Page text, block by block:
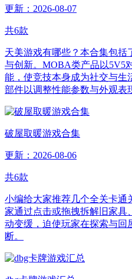
更新：2026-08-07
共6款
天美游戏有哪些？本合集包
与创新。MOBA类产品以5V5
能，使竞技本身成为社交与生
部件以调整性能参数与外观表
破屋取暖游戏合集
更新：2026-08-06
共6款
小编给大家推荐几个全关卡通
家通过点击或拖拽拆解旧家具
动变缓，迫使玩家在探索与回
断。